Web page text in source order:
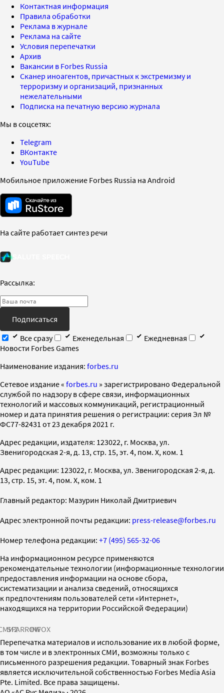
Контактная информация
Правила обработки
Реклама в журнале
Реклама на сайте
Условия перепечатки
Архив
Вакансии в Forbes Russia
Сканер иноагентов, причастных к экстремизму и
терроризму и организаций, признанных
нежелательными
Подписка на печатную версию журнала
Мы в соцсетях:
Telegram
ВКонтакте
YouTube
Мобильное приложение Forbes Russia на Android
На сайте работает синтез речи
Рассылка:
Подписаться
Все сразу
Еженедельная
Ежедневная
Новости Forbes Games
Наименование издания: forbes.ru
Cетевое издание « forbes.ru » зарегистрировано Федеральной
службой по надзору в сфере связи, информационных
технологий и массовых коммуникаций, регистрационный
номер и дата принятия решения о регистрации: серия Эл №
ФС77-82431 от 23 декабря 2021 г.
Адрес редакции, издателя: 123022, г. Москва, ул.
Звенигородская 2-я, д. 13, стр. 15, эт. 4, пом. X, ком. 1
Адрес редакции: 123022, г. Москва, ул. Звенигородская 2-я, д.
13, стр. 15, эт. 4, пом. X, ком. 1
Главный редактор: Мазурин Николай Дмитриевич
Адрес электронной почты редакции: press-release@forbes.ru
Номер телефона редакции: +7 (495) 565-32-06
На информационном ресурсе применяются
рекомендательные технологии (информационные технологии
предоставления информации на основе сбора,
систематизации и анализа сведений, относящихся
к предпочтениям пользователей сети «Интернет»,
находящихся на территории Российской Федерации)
SPARROWINFOX
Перепечатка материалов и использование их в любой форме,
в том числе и в электронных СМИ, возможны только с
письменного разрешения редакции. Товарный знак Forbes
является исключительной собственностью Forbes Media Asia
Pte. Limited. Все права защищены.